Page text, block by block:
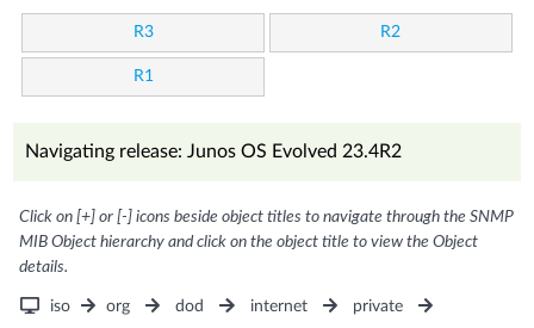
R3 R2
R1
Navigating release: Junos OS Evolved 23.4R2
Click on [+] or [-] icons beside object titles to navigate through the SNMP
MIB Object hierarchy and click on the object title to view the Object
details.
iso org dod internet
private